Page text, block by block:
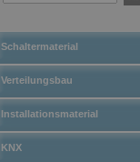
Schaltermaterial
Verteilungsbau
Installationsmaterial
KNX